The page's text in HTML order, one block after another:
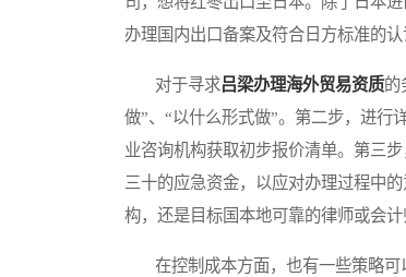
办理国内出口备案及符合日方标准的
对于寻求吕梁办理海外贸易资质的
做”、“以什么形式做”。第二步，进行
业咨询机构获取初步报价清单。第三
三十的应急资金，以应对办理过程中
构，还是目标国本地可靠的律师或会
在控制成本方面，也有一些策略可